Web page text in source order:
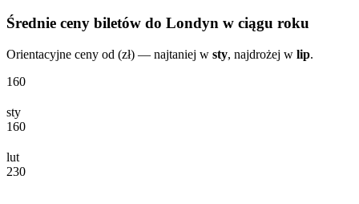
Średnie ceny biletów do Londyn w ciągu roku
Orientacyjne ceny od (zł) — najtaniej w sty, najdrożej w lip.
160
sty
160
lut
230